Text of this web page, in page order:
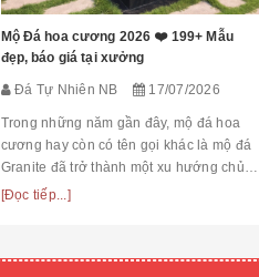
Mộ Đá hoa cương 2026 ❤️ 199+ Mẫu
đẹp, báo giá tại xưởng
Đá Tự Nhiên NB 17/07/2026
Trong những năm gần đây, mộ đá hoa
cương hay còn có tên gọi khác là mộ đá
Granite đã trở thành một xu hướng chủ
đạo trong thiết kế thi công mộ đá tự
[Đọc tiếp...]